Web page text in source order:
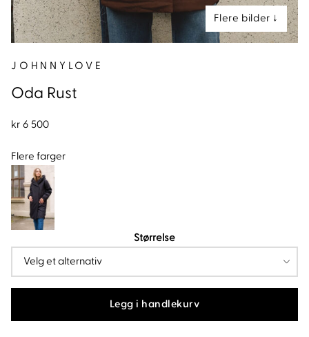
JOHNNYLOVE
Oda Rust
kr 6 500
Flere farger
Størrelse
Legg i handlekurv